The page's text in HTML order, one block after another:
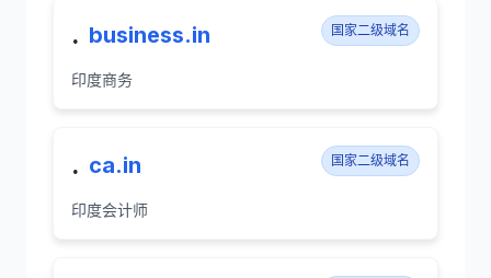
. business.in 国家二级域名
印度商务
. ca.in 国家二级域名
印度会计师